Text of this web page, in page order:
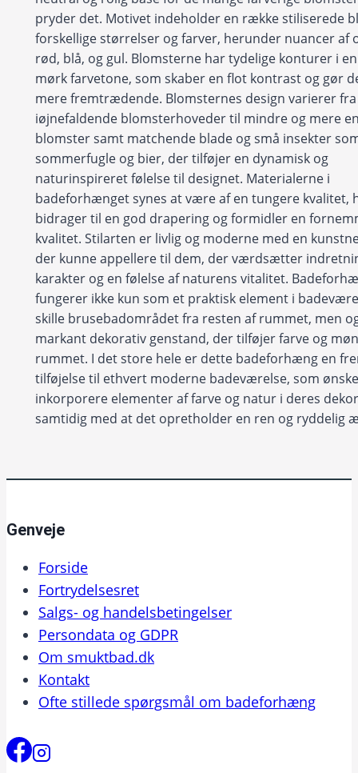
pryder det. Motivet indeholder en række stiliserede
forskellige størrelser og farver, herunder nuancer af
rød, blå, og gul. Blomsterne har tydelige konturer i
mørk farvetone, som skaber en flot kontrast og gør
mere fremtrædende. Blomsternes design varierer
iøjnefaldende blomsterhoveder til mindre og mere
blomster samt matchende blade og små insekter
sommerfugle og bier, der tilføjer en dynamisk og
naturinspireret følelse til designet. Materialerne i
badeforhænget synes at være af en tungere kvalitet,
bidrager til en god drapering og formidler en
kvalitet. Stilarten er livlig og moderne med en
der kunne appellere til dem, der værdsætter
karakter og en følelse af naturens vitalitet.
fungerer ikke kun som et praktisk element i
skille brusebadområdet fra resten af rummet, men
markant dekorativ genstand, der tilføjer farve og
rummet. I det store hele er dette badeforhæng en
tilføjelse til ethvert moderne badeværelse, som
inkorporere elementer af farve og natur i deres
samtidig med at det opretholder en ren og ryddelig
Genveje
Forside
Fortrydelsesret
Salgs- og handelsbetingelser
Persondata og GDPR
Om smuktbad.dk
Kontakt
Ofte stillede spørgsmål om badeforhæng